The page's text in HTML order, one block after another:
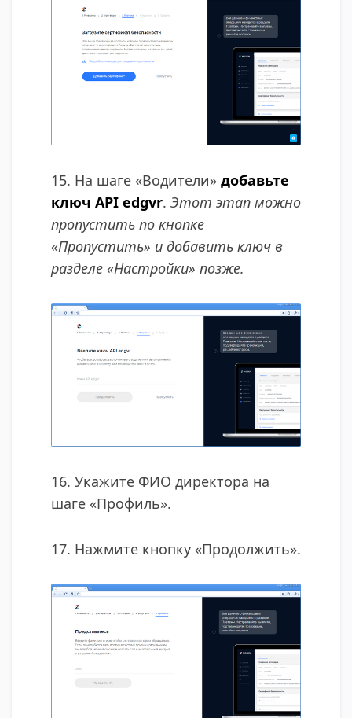
15. На шаге «Водители» добавьте
ключ API edgvr. Этот этап можно
пропустить по кнопке
«Пропустить» и добавить ключ в
разделе «Настройки» позже.
16. Укажите ФИО директора на
шаге «Профиль».
17. Нажмите кнопку «Продолжить».